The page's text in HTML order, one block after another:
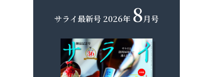
サライ最新号 2026年 8月号